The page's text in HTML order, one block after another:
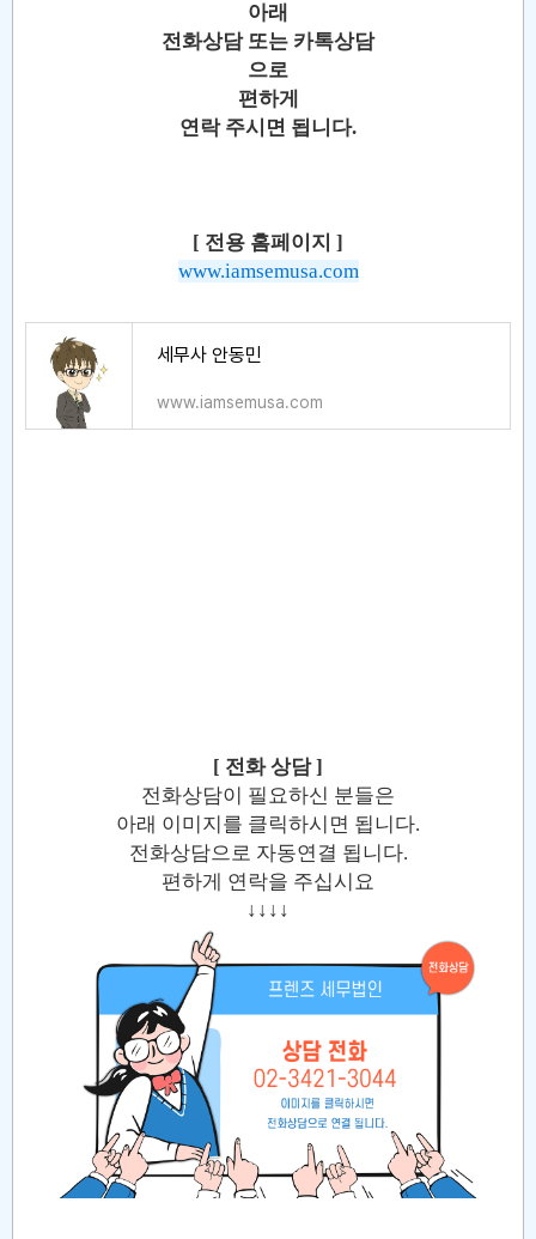
아래
전화상담 또는 카톡상담
으로
편하게
연락 주시면 됩니다.
[ 전용 홈페이지 ]
www.iamsemusa.com
세무사 안동민
www.iamsemusa.com
[ 전화 상담 ]
전화상담이 필요하신 분들은
아래 이미지를 클릭하시면 됩니다.
전화상담으로 자동연결 됩니다.
편하게 연락을 주십시요
↓↓↓↓